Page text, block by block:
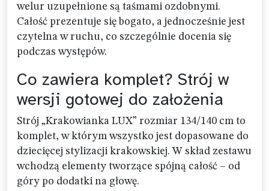
welur uzupełnione są taśmami ozdobnymi.
Całość prezentuje się bogato, a jednocześnie jest
czytelna w ruchu, co szczególnie docenia się
podczas występów.
Co zawiera komplet? Strój w
wersji gotowej do założenia
Strój „Krakowianka LUX” rozmiar 134/140 cm to
komplet, w którym wszystko jest dopasowane do
dziecięcej stylizacji krakowskiej. W skład zestawu
wchodzą elementy tworzące spójną całość – od
góry po dodatki na głowę.